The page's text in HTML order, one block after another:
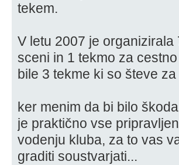
tekem.
V letu 2007 je organizirala
sceni in 1 tekmo za
bile 3 tekme ki so števe
ker menim da bi bilo
je praktično vse
vodenju kluba, za to vas
graditi soustvarjati...